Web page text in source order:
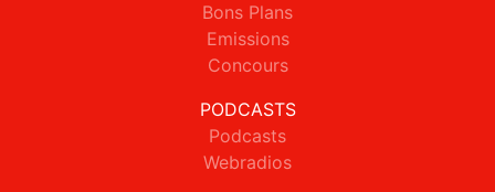
Bons Plans
Emissions
Concours
PODCASTS
Podcasts
Webradios